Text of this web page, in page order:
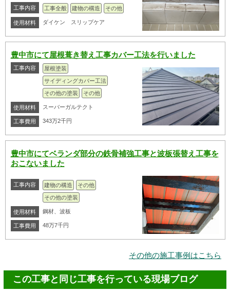
工事内容 工事全般 建物の構造 その他
使用材料 ダイケン スリップケア
豊中市にて屋根葺き替え工事カバー工法を行いました
工事内容
屋根塗装
サイディングカバー工法
その他の塗装
その他
使用材料 スーバーガルテクト
工事費用 343万2千円
豊中市にてベランダ部分の鉄骨補強工事と波板張替え工事を
おこないました
工事内容 建物の構造
その他
その他の塗装
使用材料 鋼材、波板
工事費用 48万7千円
その他の施工事例はこちら
この工事と同じ工事を行っている現場ブログ